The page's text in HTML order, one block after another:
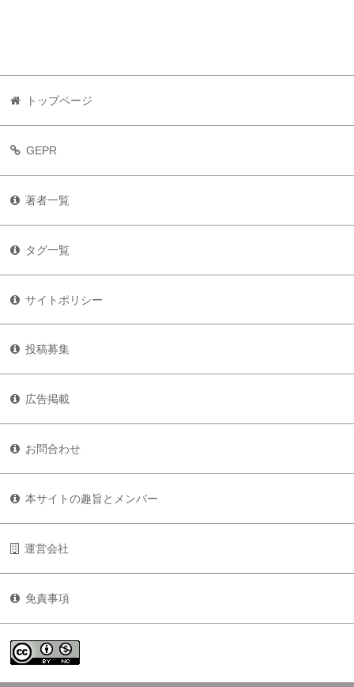
トップページ
GEPR
著者一覧
タグ一覧
サイトポリシー
投稿募集
広告掲載
お問合わせ
本サイトの趣旨とメンバー
運営会社
免責事項